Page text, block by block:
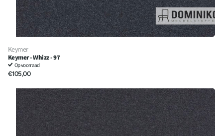
Keymer
Keymer - Whizz - 97
Op voorraad
€105,00